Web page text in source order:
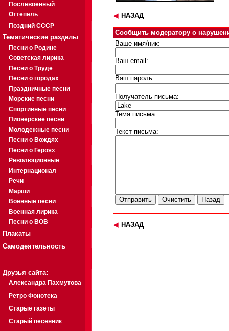
Послевоенный
Оттепель
Поздний СССР
Тематические разделы
Песни о Родине
Советская лирика
Песни о Труде
Песни о городах
Праздничные песни
Морские песни
Спортивные песни
Пионерские песни
Молодежные песни
Песни о Вождях
Песни о Героях
Революционные
Интернационал
Речи
Марши
Военные песни
Военная лирика
Песни о ВОВ
Плакаты
Самодеятельность
Друзья сайта:
Александра Пахмутова
Ретро Фонотека
Старые газеты
Старый песенник
НАЗАД
Сообщить модератору о
Ваше имя/ник:
Ваш email:
Ваш пароль:
Получатель письма:
Тема письма:
Текст письма:
НАЗАД